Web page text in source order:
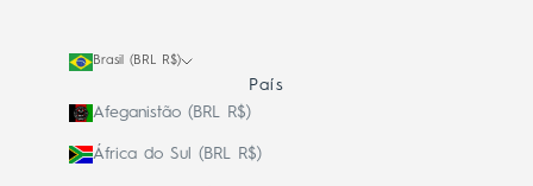
Brasil (BRL R$)
País
Afeganistão (BRL R$)
África do Sul (BRL R$)